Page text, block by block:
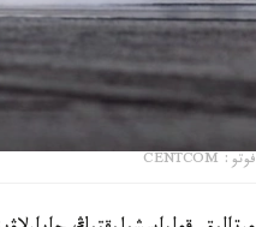
فوتو: CENTCOM